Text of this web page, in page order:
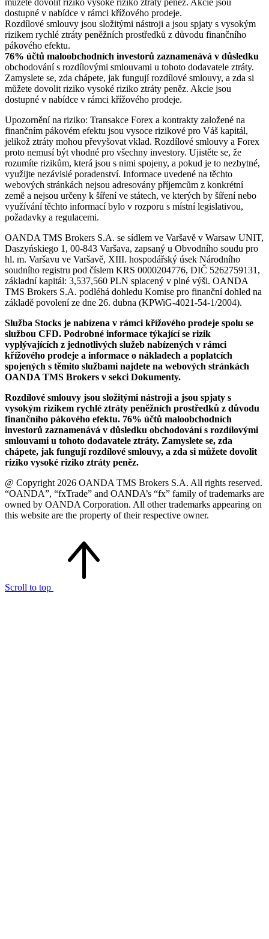
dostupné v nabídce v rámci křížového prodeje.
Rozdílové smlouvy jsou složitými nástroji a jsou spjaty s vysokým
rizikem rychlé ztráty peněžních prostředků z důvodu finančního
pákového efektu.
76% účtů maloobchodních investorů zaznamenává v důsledku
obchodování s rozdílovými smlouvami u tohoto dodavatele ztráty.
Zamyslete se, zda chápete, jak fungují rozdílové smlouvy, a zda si
můžete dovolit riziko vysoké riziko ztráty peněz. Akcie jsou
dostupné v nabídce v rámci křížového prodeje.
Upozornění na riziko: Transakce Forex a kontrakty založené na
finančním pákovém efektu jsou vysoce rizikové pro Váš kapitál,
jelikož ztráty mohou převyšovat vklad. Rozdílové smlouvy a Forex
proto nemusí být vhodné pro všechny investory. Ujistěte se, že
rozumíte rizikům, která jsou s nimi spojeny, a pokud je to nezbytné,
využijte nezávislé poradenství. Informace uvedené na těchto
webových stránkách nejsou adresovány příjemcům z konkrétní
země a nejsou určeny k šíření ve státech, ve kterých by šíření nebo
využívání těchto informací bylo v rozporu s místní legislativou,
požadavky a regulacemi.
OANDA TMS Brokers S.A. se sídlem ve Varšavě v Warsaw UNIT,
Daszyńskiego 1, 00-843 Varšava, zapsaný u Obvodního soudu pro
hl. m. Varšavu ve Varšavě, XIII. hospodářský úsek Národního
soudního registru pod číslem KRS 0000204776, DIČ 5262759131,
základní kapitál: 3,537,560 PLN splacený v plné výši. OANDA
TMS Brokers S.A. podléhá dohledu Komise pro finanční dohled na
základě povolení ze dne 26. dubna (KPWiG-4021-54-1/2004).
Služba Stocks je nabízena v rámci křížového prodeje spolu se
službou CFD. Podrobné informace týkající se rizik
vyplývajících z jednotlivých služeb nabízených v rámci
křížového prodeje a informace o nákladech a poplatcích
spojených s těmito službami najdete na webových stránkách
OANDA TMS Brokers v sekci Dokumenty.
Rozdílové smlouvy jsou složitými nástroji a jsou spjaty s
vysokým rizikem rychlé ztráty peněžních prostředků z důvodu
finančního pákového efektu. 76% účtů maloobchodních
investorů zaznamenává v důsledku obchodování s rozdílovými
smlouvami u tohoto dodavatele ztráty. Zamyslete se, zda
chápete, jak fungují rozdílové smlouvy, a zda si můžete dovolit
riziko vysoké riziko ztráty peněz.
@ Copyright 2026 OANDA TMS Brokers S.A. All rights reserved.
“OANDA”, “fxTrade” and OANDA’s “fx” family of trademarks are
owned by OANDA Corporation. All other trademarks appearing on
this website are the property of their respective owner.
Scroll to top